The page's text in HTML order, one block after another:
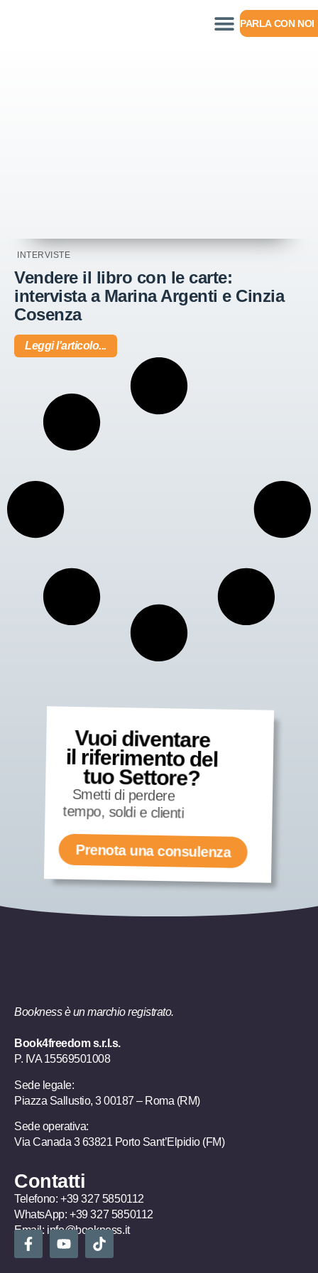
PARLA CON NOI
INTERVISTE
Vendere il libro con le carte:
intervista a Marina Argenti e Cinzia
Cosenza
Leggi l'articolo...
Vuoi diventare
il riferimento del
tuo Settore?
Smetti di perdere
tempo, soldi e clienti
Prenota una consulenza
Bookness è un marchio registrato.
Book4freedom s.r.l.s.
P. IVA ​15569501008
Sede legale:
Piazza Sallustio, 3 00187 – Roma (RM)
Sede operativa:
Via Canada 3 63821 Porto Sant’Elpidio (FM)
Contatti
Telefono: +39 327 5850112
WhatsApp: +39 327 5850112
Email: info@bookness.it